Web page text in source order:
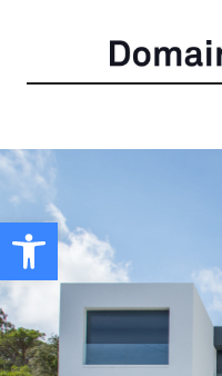
Abrir barra